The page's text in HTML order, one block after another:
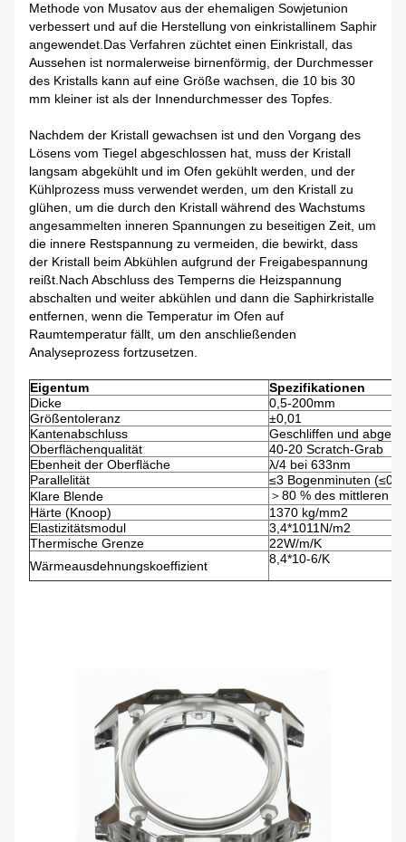
Methode von Musatov aus der ehemaligen Sowjetunion
verbessert und auf die Herstellung von einkristallinem Saphir
angewendet.Das Verfahren züchtet einen Einkristall, das
Aussehen ist normalerweise birnenförmig, der Durchmesser
des Kristalls kann auf eine Größe wachsen, die 10 bis 30
mm kleiner ist als der Innendurchmesser des Topfes.
Nachdem der Kristall gewachsen ist und den Vorgang des
Lösens vom Tiegel abgeschlossen hat, muss der Kristall
langsam abgekühlt und im Ofen gekühlt werden, und der
Kühlprozess muss verwendet werden, um den Kristall zu
glühen, um die durch den Kristall während des Wachstums
angesammelten inneren Spannungen zu beseitigen Zeit, um
die innere Restspannung zu vermeiden, die bewirkt, dass
der Kristall beim Abkühlen aufgrund der Freigabespannung
reißt.Nach Abschluss des Temperns die Heizspannung
abschalten und weiter abkühlen und dann die Saphirkristalle
entfernen, wenn die Temperatur im Ofen auf
Raumtemperatur fällt, um den anschließenden
Analyseprozess fortzusetzen.
Eigentum
Spezifikationen
Dicke
0,5-200mm
Größentoleranz
±0,01
Kantenabschluss
Geschliffen und
Oberflächenqualität
40-20 Scratch-Grab
Ebenheit der Oberfläche
λ/4 bei 633nm
Parallelität
≤3 Bogenminuten
Klare Blende
＞80 % des mittleren
Härte (Knoop)
1370 kg/mm2
Elastizitätsmodul
3,4*1011N/m2
Thermische Grenze
22W/m/K
Wärmeausdehnungskoeffizient
8,4*10-6/K